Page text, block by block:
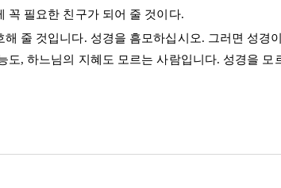
꼭 필요한 친구가 되어 줄 것이다.
줄 것입니다. 성경을 흠모하십시오. 그러면 성
도, 하느님의 지혜도 모르는 사람입니다. 성경을